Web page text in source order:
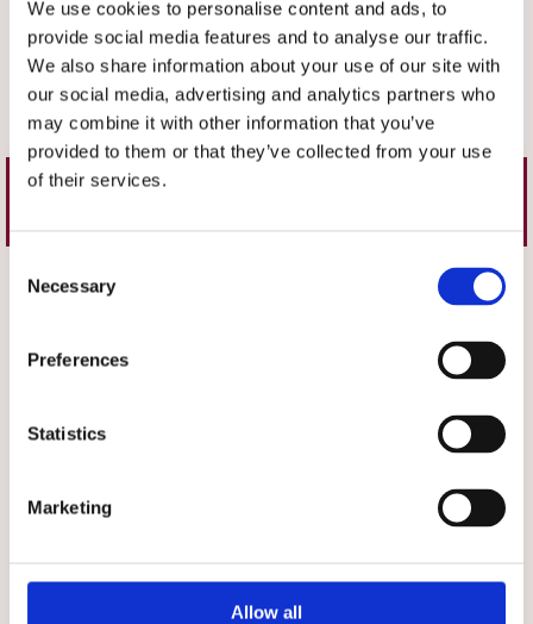
We use cookies to personalise content and ads, to
provide social media features and to analyse our traffic.
We also share information about your use of our site with
our social media, advertising and analytics partners who
may combine it with other information that you’ve
provided to them or that they’ve collected from your use
of their services.
Selection
Necessary
Preferences
Statistics
Marketing
Allow all
Recensioner
Produkten har inga recensioner
Skriv en recension
★
Stilren och klassisk bussarong i
Välj storlek
Bussarong Tidlös i nattsvart färg